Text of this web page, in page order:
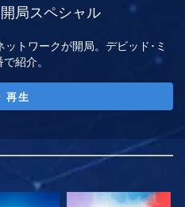
局スペシャル
トワークが開局。デビッド･ミ
紹介。
再生